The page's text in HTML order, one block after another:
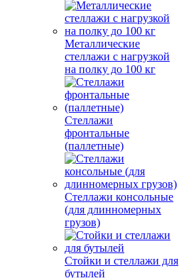
Металлические
стеллажи с нагрузкой
на полку до 100 кг
Стеллажи
фронтальные
(паллетные)
Стеллажи консольные
(для длинномерных
грузов)
Стойки и стеллажи для
бутылей